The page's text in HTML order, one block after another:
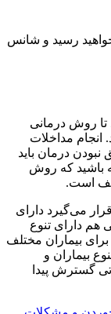
رسید و شانس
تا روش درمانی
انجام مداخلات
درمان باید
باشید که روش
است.
می‌گیرد دارای
دارای تنوع
بیماران مختلف
بیماران و
گسترش پیدا